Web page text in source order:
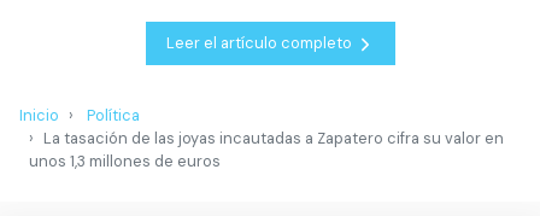
Leer el artículo completo
Inicio
Política
La tasación de las joyas incautadas a Zapatero cifra su valor en
unos 1,3 millones de euros